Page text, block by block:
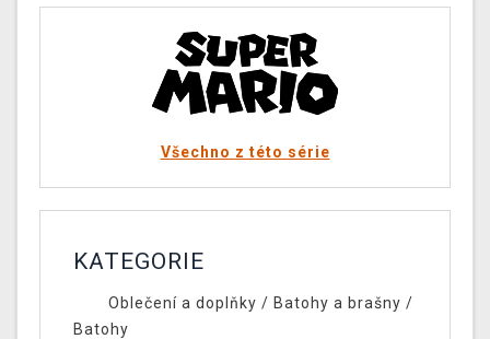
Všechno z této série
KATEGORIE
Oblečení a doplňky / Batohy a brašny /
Batohy